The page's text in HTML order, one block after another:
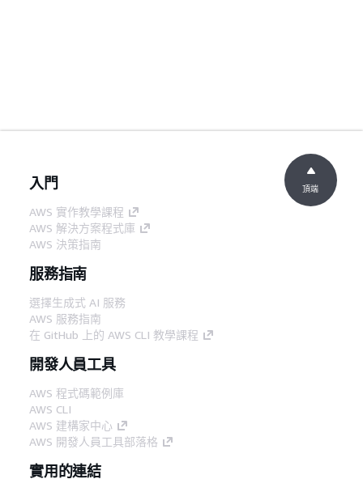
入門
AWS 實作教學課程
AWS 解決方案程式庫
AWS 決策指南
服務指南
選擇生成式 AI 服務
AWS 服務指南
在 GitHub 上的 AWS CLI 教學課程
開發人員工具
AWS 程式碼範例庫
AWS CLI
AWS 建構家中心
AWS 開發人員工具部落格
實用的連結
頂端